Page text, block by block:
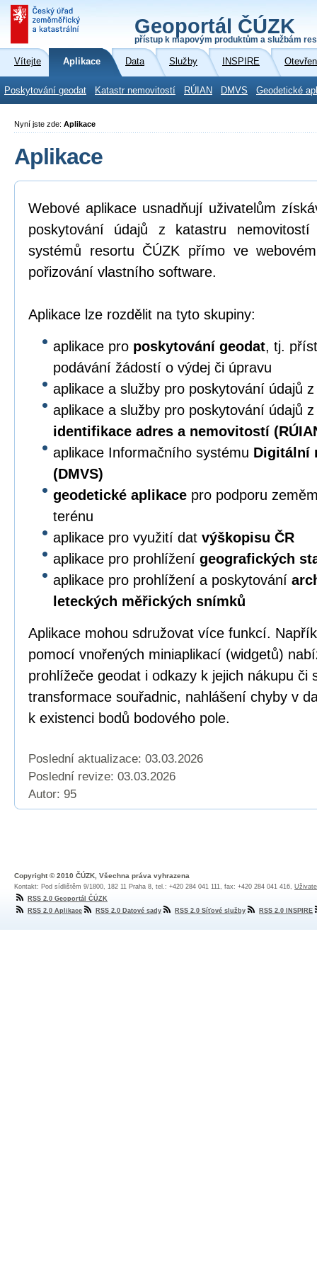
Geoportál ČÚZK
přístup k mapovým produktům a službám
Vítejte Aplikace Data Služby INSPIRE
Poskytování geodat Katastr nemovitostí RÚIAN DMVS Geodetické
Nyní jste zde: Aplikace
Aplikace
Webové aplikace usnadňují uživatelům
poskytování údajů z katastru
systémů resortu ČÚZK přímo ve
pořizování vlastního software.
Aplikace lze rozdělit na tyto skupiny:
aplikace pro poskytování geodat, tj.
podávání žádostí o výdej či úpravu
aplikace a služby pro poskytování údajů
aplikace a služby pro poskytování údajů
identifikace adres a nemovitostí
aplikace Informačního systému Digitální
(DMVS)
geodetické aplikace pro podporu
terénu
aplikace pro využití dat výškopisu ČR
aplikace pro prohlížení geografických
aplikace pro prohlížení a poskytování
leteckých měřických snímků
Aplikace mohou sdružovat více funkcí.
pomocí vnořených miniaplikací (widgetů)
prohlížeče geodat i odkazy k jejich nákupu či
transformace souřadnic, nahlášení chyby v
k existenci bodů bodového pole.
Poslední aktualizace: 03.03.2026
Poslední revize: 03.03.2026
Autor: 95
Copyright © 2010 ČÚZK, Všechna práva vyhrazena
Kontakt: Pod sídlištěm 9/1800, 182 11 Praha 8, tel.: +420 284 041 111, fax: +420 284 041 416,
RSS 2.0 Geoportál ČÚZK
RSS 2.0 Aplikace
RSS 2.0 Datové sady RSS 2.0 Síťové služby RSS 2.0 INSPIRE